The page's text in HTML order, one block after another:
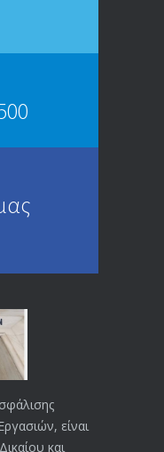
βάσει
νέα
είναι
και